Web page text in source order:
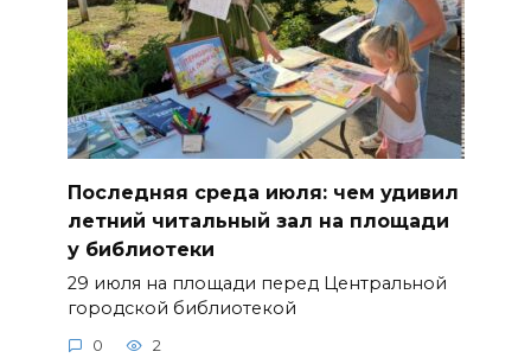
Последняя среда июля: чем удивил
летний читальный зал на площади
у библиотеки
29 июля на площади перед Центральной
городской библиотекой
0 2